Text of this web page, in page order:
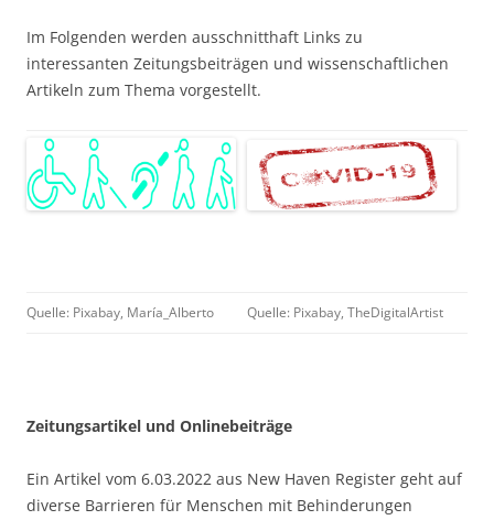
Im Folgenden werden ausschnitthaft Links zu
interessanten Zeitungsbeiträgen und wissenschaftlichen
Artikeln zum Thema vorgestellt.
Quelle: Pixabay, María_Alberto Quelle: Pixabay, TheDigitalArtist
Zeitungsartikel und Onlinebeiträge
Ein Artikel vom 6.03.2022 aus New Haven Register geht auf
diverse Barrieren für Menschen mit Behinderungen